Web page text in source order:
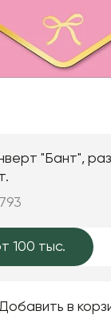
"Бант",
100 тыс.
в